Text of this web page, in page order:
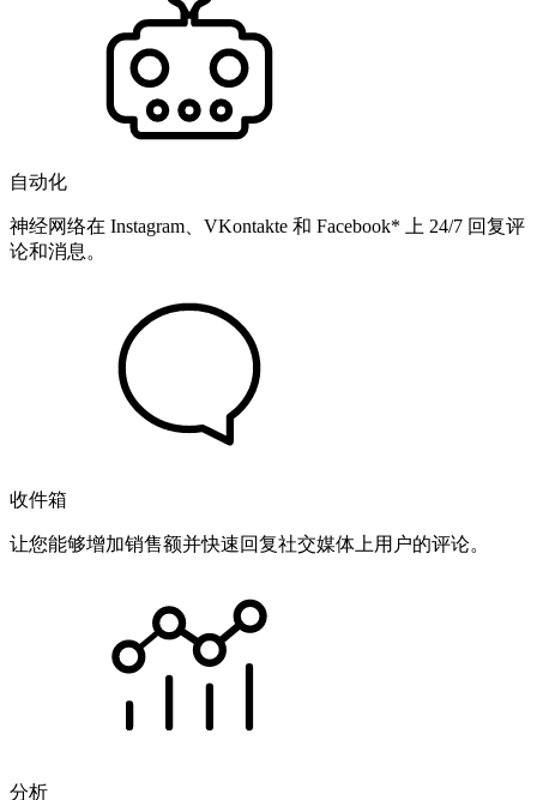
自动化
神经网络在 Instagram、VKontakte 和 Facebook* 上 24/7 回复评
论和消息。
收件箱
让您能够增加销售额并快速回复社交媒体上用户的评论。
分析